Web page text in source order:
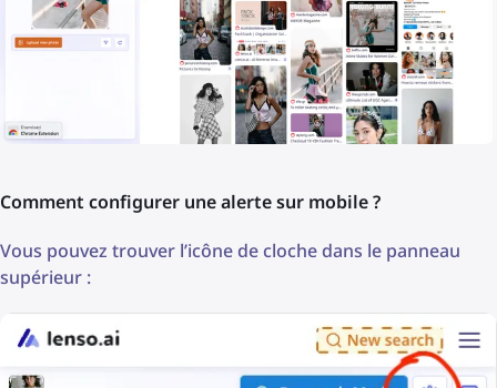
Comment configurer une alerte sur mobile ?
Vous pouvez trouver l’icône de cloche dans le panneau
supérieur :